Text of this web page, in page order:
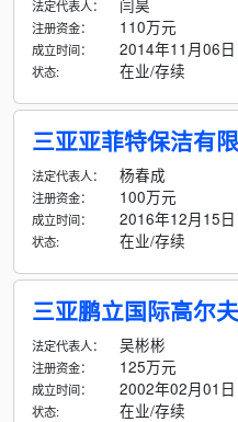
法定代表人： 闫昊
注册资金： 110万元
成立时间： 2014年11月06日
状态: 在业/存续
三亚亚菲特保洁有
法定代表人： 杨春成
注册资金： 100万元
成立时间： 2016年12月15日
状态: 在业/存续
三亚鹏立国际高尔
法定代表人： 吴彬彬
注册资金： 125万元
成立时间： 2002年02月01日
状态: 在业/存续